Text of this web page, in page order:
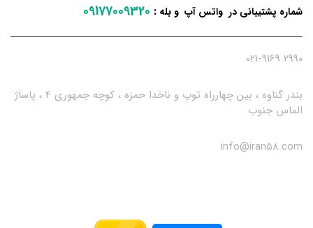
شماره پشتیبانی در واتس آپ و بله :
09177009320
2990 021-9169
بندر گناوه ، بین چهارراه توپ و ناخدا حمزه ، کوچه جمهوری 4 ، پاساژ
الماس جنوب
info@iran58.com